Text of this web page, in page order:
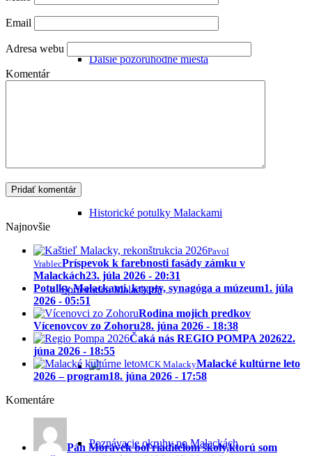
Ďalšie pozoruhodné miesta
Historické potulky Malackami
Sprievodca Malackami
Poznávacie okruhy po Malackách
Email
Adresa webu
Komentár
Najnovšie
Pavol
VrablecPríspevok k farebnosti fasády zámku v
Malackách23. júla 2026 - 20:31
Potulky Malackami, krypty, synagóga a múzeum1. júla
2026 - 05:51
Rodina mojich predkov
Vícenovcov zo Zohoru28. júna 2026 - 18:38
Čaká nás REGIO POMPA 202622.
júna 2026 - 18:55
MCK MalackyMalacké kultúrne leto
2026 – program18. júna 2026 - 17:58
Komentáre
Pán Morávek bol riaditeĺom školy,ktorú som